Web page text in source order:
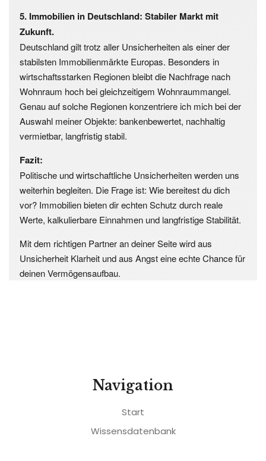
5. Immobilien in Deutschland: Stabiler Markt mit
Zukunft.
Deutschland gilt trotz aller Unsicherheiten als einer der
stabilsten Immobilienmärkte Europas. Besonders in
wirtschaftsstarken Regionen bleibt die Nachfrage nach
Wohnraum hoch bei gleichzeitigem Wohn­raum­mangel.
Genau auf solche Regionen konzentriere ich mich bei der
Auswahl meiner Objekte: bankenbewertet, nachhaltig
vermietbar, langfristig stabil.
Fazit:
Politische und wirtschaftliche Unsicherheiten werden uns
weiterhin begleiten. Die Frage ist: Wie bereitest du dich
vor? Immobilien bieten dir echten Schutz durch reale
Werte, kalkulierbare Einnahmen und langfristige Stabilität.
Mit dem richtigen Partner an deiner Seite wird aus
Unsicherheit Klarheit und aus Angst eine echte Chance für
deinen Vermögensaufbau.
Navigation
Start
Wissensdatenbank